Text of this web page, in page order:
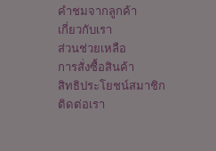
คำชมจากลูกค้า
เกี่ยวกับเรา
ส่วนช่วยเหลือ
การสั่งซื้อสินค้า
สิทธิประโยชน์สมาชิก
ติดต่อเรา